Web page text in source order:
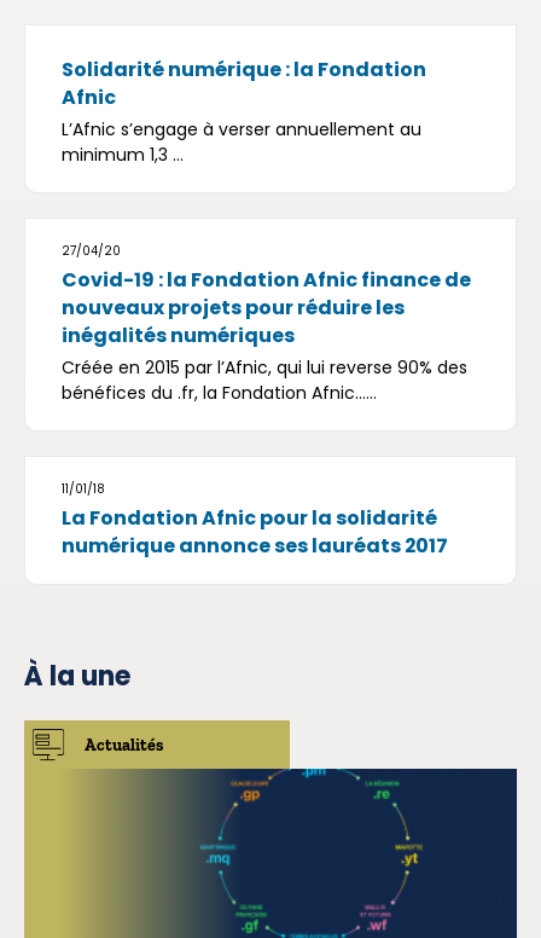
Solidarité numérique : la Fondation
Afnic
L’Afnic s’engage à verser annuellement au
minimum 1,3 ...
27/04/20
Covid-19 : la Fondation Afnic finance de
nouveaux projets pour réduire les
inégalités numériques
Créée en 2015 par l’Afnic, qui lui reverse 90% des
bénéfices du .fr, la Fondation Afnic......
11/01/18
La Fondation Afnic pour la solidarité
numérique annonce ses lauréats 2017
À la une
Actualités